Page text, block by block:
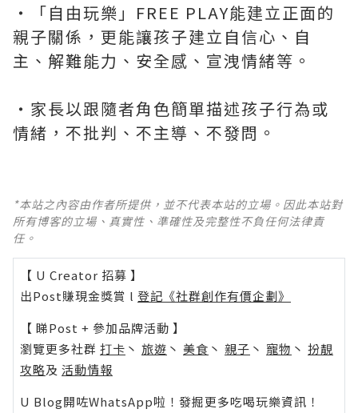
‧「自由玩樂」FREE PLAY能建立正面的
親子關係，更能讓孩子建立自信心、自
主、解難能力、安全感、宣洩情緒等。
‧家長以跟隨者角色簡單描述孩子行為或
情緒，不批判、不主導、不發問。
*本站之內容由作者所提供，並不代表本站的立場。因此本站對
所有博客的立場、真實性、準確性及完整性不負任何法律責
任。
【 U Creator 招募 】
出Post賺現金獎賞 l 登記《社群創作有價企劃》
【 睇Post + 參加品牌活動 】
瀏覽更多社群 打卡 丶 旅遊 丶 美食 丶 親子 丶 寵物 丶 扮靚
攻略及 活動情報
U Blog開咗WhatsApp啦！發掘更多吃喝玩樂資訊！